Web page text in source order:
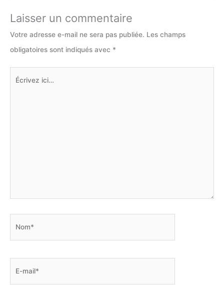
Laisser un commentaire
Votre adresse e-mail ne sera pas publiée. Les champs
obligatoires sont indiqués avec *